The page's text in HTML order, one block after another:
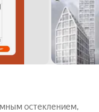
остеклением,